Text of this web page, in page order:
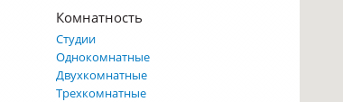
Комнатность
Студии
Однокомнатные
Двухкомнатные
Трехкомнатные